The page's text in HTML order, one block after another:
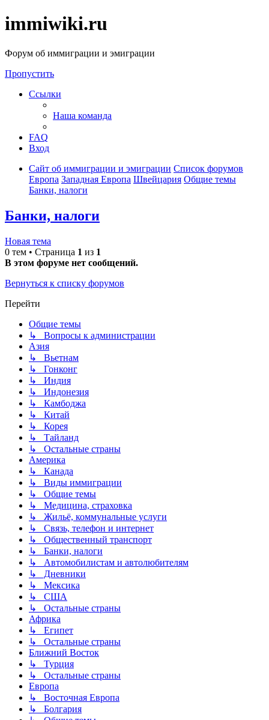
immiwiki.ru
Форум об иммиграции и эмиграции
Пропустить
Ссылки
Наша команда
FAQ
Вход
Сайт об иммиграции и эмиграции Список форумов
Европа Западная Европа Швейцария Общие темы
Банки, налоги
Банки, налоги
Новая тема
0 тем • Страница 1 из 1
В этом форуме нет сообщений.
Вернуться к списку форумов
Перейти
Общие темы
↳ Вопросы к администрации
Азия
↳ Вьетнам
↳ Гонконг
↳ Индия
↳ Индонезия
↳ Камбоджа
↳ Китай
↳ Корея
↳ Тайланд
↳ Остальные страны
Америка
↳ Канада
↳ Виды иммиграции
↳ Общие темы
↳ Медицина, страховка
↳ Жильё, коммунальные услуги
↳ Связь, телефон и интернет
↳ Общественный транспорт
↳ Банки, налоги
↳ Автомобилистам и автолюбителям
↳ Дневники
↳ Мексика
↳ США
↳ Остальные страны
Африка
↳ Египет
↳ Остальные страны
Ближний Восток
↳ Турция
↳ Остальные страны
Европа
↳ Восточная Европа
↳ Болгария